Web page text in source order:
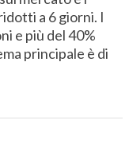
a 6 giorni. I
e più del 40%
principale è di